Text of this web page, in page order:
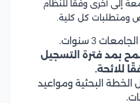
إلى أخرى وفقًا للنظام
ومتطلبات كل كلية.
3 سنوات.
بمد فترة التسجيل
الخطة البحثية ومواعيد